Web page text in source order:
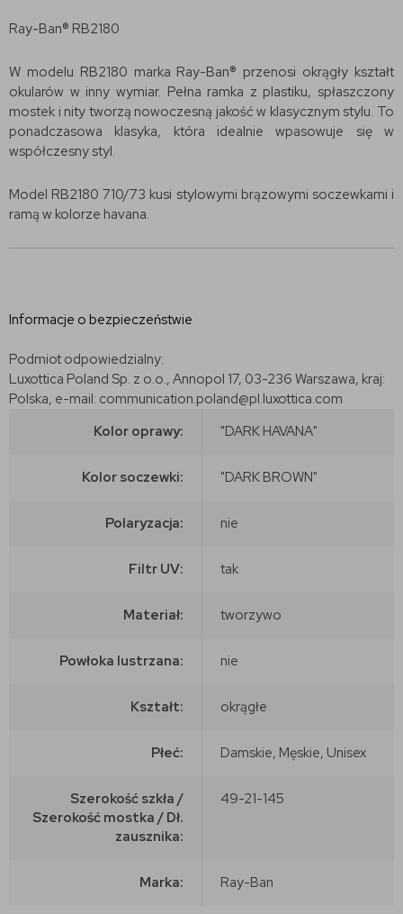
Ray-Ban® RB2180
W modelu RB2180 marka Ray-Ban® przenosi okrągły kształt
okularów w inny wymiar. Pełna ramka z plastiku, spłaszczony
mostek i nity tworzą nowoczesną jakość w klasycznym stylu. To
ponadczasowa klasyka, która idealnie wpasowuje się w
współczesny styl.
Model RB2180 710/73 kusi stylowymi brązowymi soczewkami i
ramą w kolorze havana.
Informacje o bezpieczeństwie
Podmiot odpowiedzialny:
Luxottica Poland Sp. z o.o., Annopol 17, 03-236 Warszawa, kraj:
Polska, e-mail: communication.poland@pl.luxottica.com
Kolor oprawy:
"DARK HAVANA"
Kolor soczewki: "DARK BROWN"
Polaryzacja: nie
Filtr UV: tak
Materiał: tworzywo
Powłoka lustrzana: nie
Kształt: okrągłe
Płeć: Damskie, Męskie, Unisex
Szerokość szkła /
Szerokość mostka / Dł.
zausznika:
49-21-145
Marka: Ray-Ban